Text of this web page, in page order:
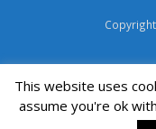
This website uses
assume you're ok